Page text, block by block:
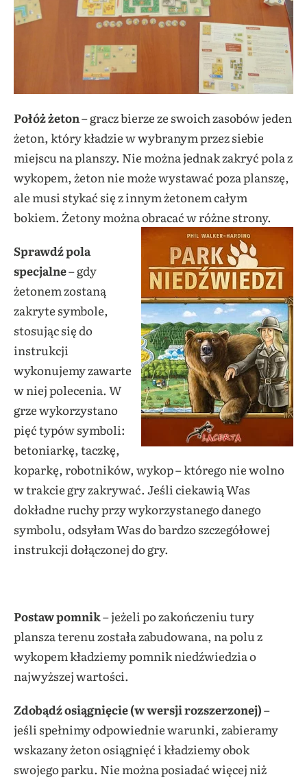
Połóż żeton– gracz bierze ze swoich zasobów jeden
żeton, który kładzie w wybranym przez siebie
miejscu na planszy. Nie można jednak zakryć pola z
wykopem, żeton nie może wystawać poza planszę,
ale musi stykać się z innym żetonem całym
bokiem. Żetony można obracać w różne strony.
Sprawdź pola
specjalne– gdy
żetonem zostaną
zakryte symbole,
stosując się do
instrukcji
wykonujemy zawarte
w niej polecenia. W
grze wykorzystano
pięć typów symboli:
betoniarkę, taczkę,
koparkę, robotników, wykop – którego nie wolno
w trakcie gry zakrywać. Jeśli ciekawią Was
dokładne ruchy przy wykorzystanego danego
symbolu, odsyłam Was do bardzo szczegółowej
instrukcji dołączonej do gry.
Postaw pomnik– jeżeli po zakończeniu tury
plansza terenu została zabudowana, na polu z
wykopem kładziemy pomnik niedźwiedzia o
najwyższej wartości.
Zdobądź osiągnięcie (w wersji rozszerzonej)–
jeśli spełnimy odpowiednie warunki, zabieramy
wskazany żeton osiągnięć i kładziemy obok
swojego parku. Nie można posiadać więcej niż